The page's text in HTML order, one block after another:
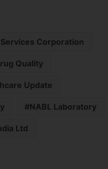
Corporation
Quality
Update
NABL Laboratory
Ltd